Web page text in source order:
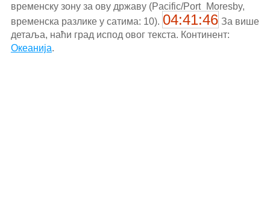
временску зону за ову државу (Pacific/Port_Moresby,
временска разлике у сатима: 10). 04:41:46 За више
детаља, наћи град испод овог текста. Континент:
Океанија.